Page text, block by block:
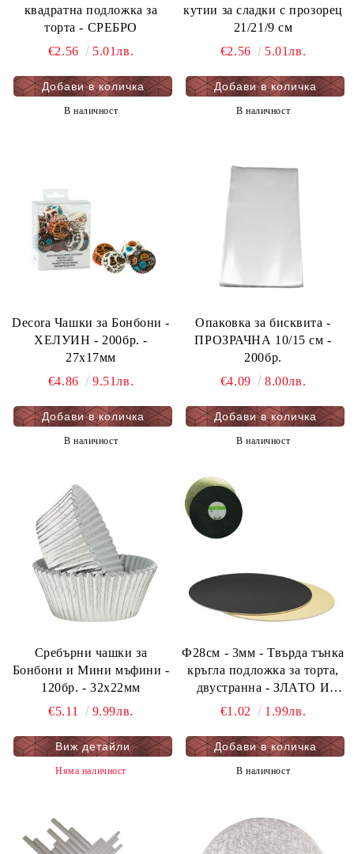
квадратна подложка за
торта - СРЕБРО
€2.56
5.01лв.
В наличност
кутии за сладки с прозорец
21/21/9 см
€2.56
5.01лв.
В наличност
Decora Чашки за Бонбони -
ХЕЛУИН - 200бр. -
27х17мм
€4.86
9.51лв.
В наличност
Oпаковка за бисквита -
ПРОЗРАЧНА 10/15 см -
200бр.
€4.09
8.00лв.
В наличност
Сребърни чашки за
Бонбони и Мини мъфини -
120бр. - 32х22мм
€5.11
9.99лв.
Виж детайли
Няма наличност
Ф28см - 3мм - Твърда тънка
кръгла подложка за торта,
двустранна - ЗЛАТО И
ЧЕРНО - мукава - 1 бр.
€1.02 1.99лв.
В наличност